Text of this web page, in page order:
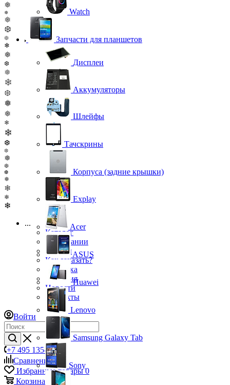
❅
❅
❅
❆
❆
❄
❅
❆
❅
❄
❆
❅
❅
❄
❄
❆
❆
❅
❆
❆
❅
❄
❄
❄
...
Каталог
О компании
Бренды
Как заказать?
Доставка
Гарантия
Новости
Контакты
Войти
+7 495 135-39-43
Сравнение0
Избранные товары 0
Корзина
Watch
Запчасти для планшетов
Дисплеи
Аккумуляторы
Шлейфы
Тачскрины
Корпуса (задние крышки)
Explay
Acer
ASUS
Huawei
Lenovo
Samsung Galaxy Tab
Sony